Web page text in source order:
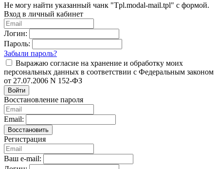
Не могу найти указанный чанк "Tpl.modal-mail.tpl" с формой.
Вход в личный кабинет
Логин:
Пароль:
Забыли пароль?
Выражаю согласие на хранение и обработку моих
персональных данных в соответствии с Федеральным законом
от 27.07.2006 N 152-ФЗ
Войти
Восстановление пароля
Email:
Восстановить
Регистрация
Ваш e-mail: